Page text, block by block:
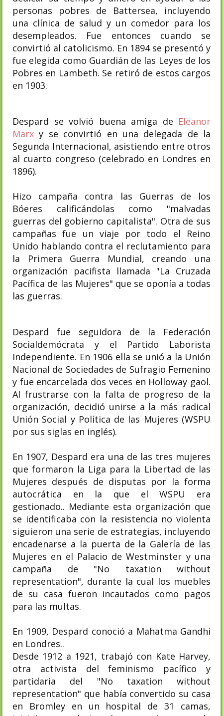
personas pobres de Battersea, incluyendo
una clínica de salud y un comedor para los
desempleados​. Fue entonces cuando se
convirtió al catolicismo. En 1894 se presentó y
fue elegida como Guardián de las Leyes de los
Pobres en Lambeth. Se retiró de estos cargos
en 1903.
Despard se volvió buena amiga de Eleanor
Marx y se convirtió en una delegada de la
Segunda Internacional, asistiendo entre otros
al cuarto congreso (celebrado en Londres en
1896).​
Hizo campaña contra las Guerras de los
Bóeres calificándolas como "malvadas
guerras del gobierno capitalista". Otra de sus
campañas fue un viaje por todo el Reino
Unido hablando contra el reclutamiento para
la Primera Guerra Mundial, creando una
organización pacifista llamada "La Cruzada
Pacífica de las Mujeres" que se oponía a todas
las guerras.
Despard fue seguidora de la Federación
Socialdemócrata y el Partido Laborista
Independiente. En 1906 ella se unió a la Unión
Nacional de Sociedades de Sufragio Femenino
y fue encarcelada dos veces en Holloway gaol.
Al frustrarse con la falta de progreso de la
organización, decidió unirse a la más radical
Unión Social y Política de las Mujeres (WSPU
por sus siglas en inglés).
En 1907, Despard era una de las tres mujeres
que formaron la Liga para la Libertad de las
Mujeres después de disputas por la forma
autocrática en la que el WSPU era
gestionado.. Mediante esta organización que
se identificaba con la resistencia no violenta
siguieron una serie de estrategias, incluyendo
encadenarse a la puerta de la Galería de las
Mujeres en el Palacio de Westminster y una
campaña de "No taxation without
representation", durante la cual los muebles
de su casa fueron incautados como pagos
para las multas.
En 1909, Despard conoció a Mahatma Gandhi
en Londres..
Desde 1912 a 1921, trabajó con Kate Harvey,
otra activista del feminismo pacífico y
partidaria del "No taxation without
representation" que había convertido su casa
en Bromley en un hospital de 31 camas,